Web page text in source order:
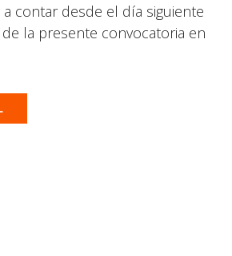
contar desde el día siguiente
la presente convocatoria en